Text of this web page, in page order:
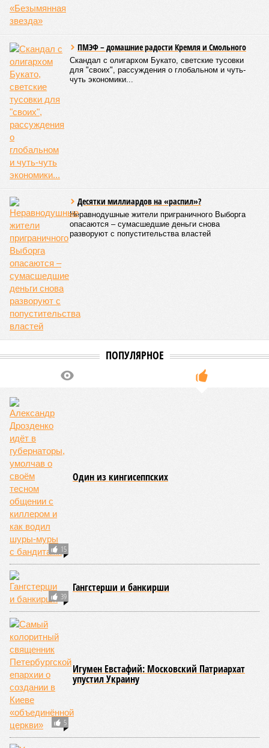
начислений, сколько из-за потери привычного комфорта.
Поэтому задача отрасли – не искать виноватых, а
Цыганкова. По ее словам, это возможно только за счет
проведения модернизации тепловых сетей и обновлению
существующей инфраструктуры.
Ранее в Госдуме отмечали, что в крупных городах России
летние отключения горячей воды частично могут исчезнуть
через 5–7 лет. Для полного отказа потребуются
десятилетия и замена 70–80% изношенных труб.
Напомним, вице-губернатор Северной столицы
Кропачевв ходе прямой линии на прошлой неделе
поставлена задача максимально сократить
продолжительность летних отключений горячей воды. Уже
сейчас около пяти тысяч домой, по его словам, отключают
не на стандартные две недели, а всего на один-четыре дня.
Он пояснил, что такие сроки возможны только там, где
позволяет состояние сетей. В случае необходимости
масштабных ремонтов отключение может длиться дольше
двух недель. При этом общий износ трубопроводов
«Теплосетей» превышает 50%, признал вице-губернатор.
Отредактировано:27.07.2026 18:25
Снижение уровня
воды в Ладожском
озере почти на метр
06/08
Названы самые популярные специальности у
абитуриентов в Ленинградской области
05/08
В метро Петербурга может появиться первый
глубокий лифт для пассажиров
04/08
На петербургских АЗС отменили большинство
ограничений
03/08
Полиция проверила цыганские таборы в
03/08
Такси в Петербурге переведут на газ и
электричество
НОВОСТИ ПАРТНЕРОВ
ЕЩЕ ИЗ РАЗДЕЛА «ОБЩЕСТВО»